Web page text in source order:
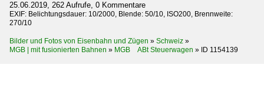
25.06.2019, 262 Aufrufe, 0 Kommentare
EXIF: Belichtungsdauer: 10/2000, Blende: 50/10, ISO200, Brennweite:
270/10
Bilder und Fotos von Eisenbahn und Zügen » Schweiz »
MGB | mit fusionierten Bahnen » MGB ABt Steuerwagen » ID 1154139